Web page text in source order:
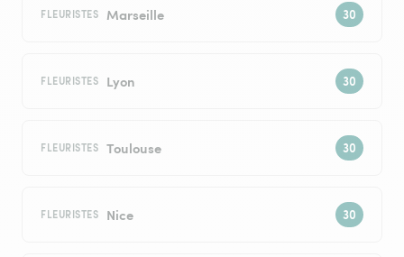
FLEURISTES Marseille
FLEURISTES Lyon
FLEURISTES Toulouse
FLEURISTES Nice